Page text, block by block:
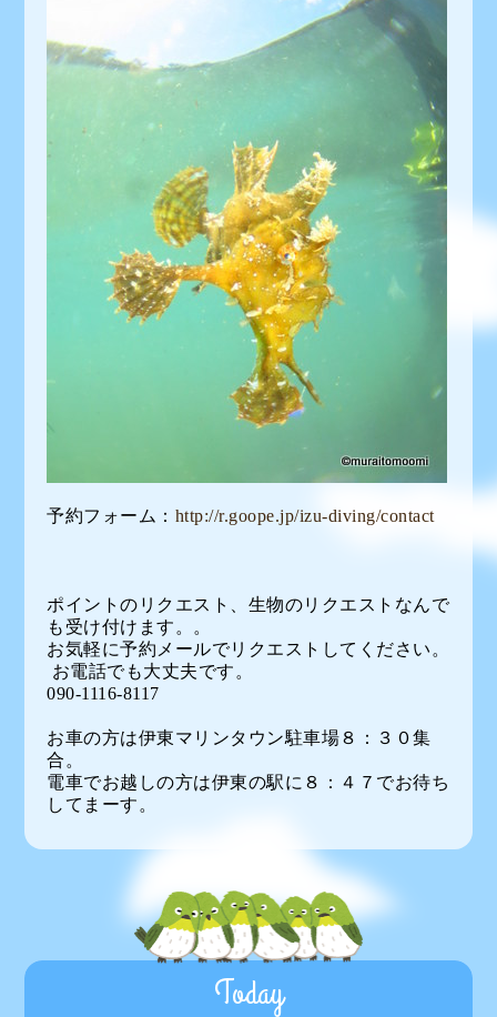
予約フォーム： http://r.goope.jp/izu-diving/contact
ポイントのリクエスト、生物のリクエストなんで
も受け付けます。。
お気軽に予約メールでリクエストしてください。
お電話でも大丈夫です。
090-1116-8117
お車の方は伊東マリンタウン駐車場８：３０集
合。
電車でお越しの方は伊東の駅に８：４７でお待ち
してまーす。
Today